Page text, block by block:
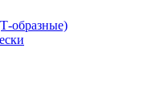
образные)